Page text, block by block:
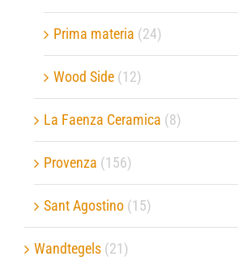
Prima materia (24)
Wood Side (12)
La Faenza Ceramica (8)
Provenza (156)
Sant Agostino (15)
Wandtegels (21)